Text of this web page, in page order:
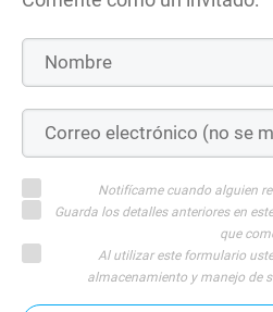
Notifícame cuando alguien
Guarda los detalles anteriores en
que
Al utilizar este formulario
almacenamiento y manejo de